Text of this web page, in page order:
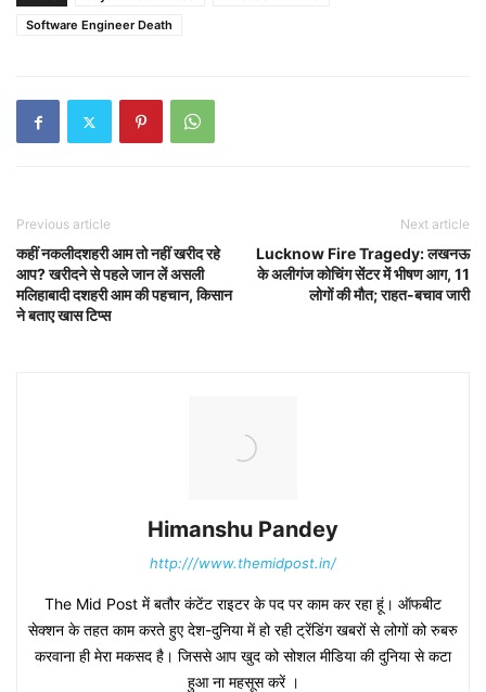
Software Engineer Death
Previous article
कहीं नकलीदशहरी आम तो नहीं खरीद रहे
आप? खरीदने से पहले जान लें असली
मलिहाबादी दशहरी आम की पहचान, किसान
ने बताए खास टिप्स
Next article
Lucknow Fire Tragedy: लखनऊ
के अलीगंज कोचिंग सेंटर में भीषण आग, 11
लोगों की मौत; राहत-बचाव जारी
Himanshu Pandey
http:///www.themidpost.in/
The Mid Post में बतौर कंटेंट राइटर के पद पर काम कर रहा हूं। ऑफबीट
सेक्शन के तहत काम करते हुए देश-दुनिया में हो रही ट्रेंडिंग खबरों से लोगों को रुबरु
करवाना ही मेरा मकसद है। जिससे आप खुद को सोशल मीडिया की दुनिया से कटा
हुआ ना महसूस करें ।